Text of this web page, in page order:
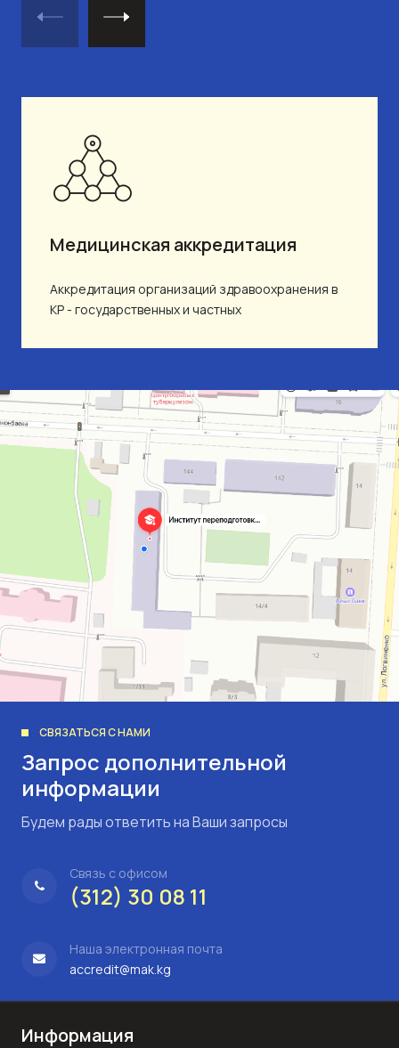
Медицинская аккредитация
Аккредитация организаций здравоохранения в
КР - государственных и частных
СВЯЗАТЬСЯ С НАМИ
Запрос дополнительной
информации
Будем рады ответить на Ваши запросы
Связь с офисом
(312) 30 08 11
Наша электронная почта
accredit@mak.kg
Информация